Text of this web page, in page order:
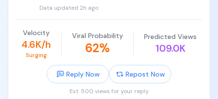
Data updated 2h ago
Velocity
4.6K/h
Surging
Viral Probability
62%
Predicted Views
109.0K
Reply Now Repost Now
Est. 500 views for your reply